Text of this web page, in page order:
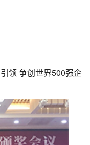
领 争创世界500强企